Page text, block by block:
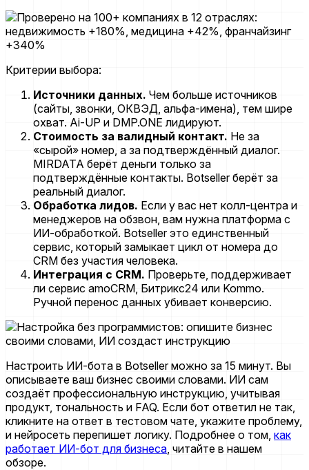
Критерии выбора:
Источники данных. Чем больше источников
(сайты, звонки, ОКВЭД, альфа-имена), тем шире
охват. Ai-UP и DMP.ONE лидируют.
Стоимость за валидный контакт. Не за
«сырой» номер, а за подтверждённый диалог.
MIRDATA берёт деньги только за
подтверждённые контакты. Botseller берёт за
реальный диалог.
Обработка лидов. Если у вас нет колл-центра и
менеджеров на обзвон, вам нужна платформа с
ИИ-обработкой. Botseller это единственный
сервис, который замыкает цикл от номера до
CRM без участия человека.
Интеграция с CRM. Проверьте, поддерживает
ли сервис amoCRM, Битрикс24 или Kommo.
Ручной перенос данных убивает конверсию.
Настроить ИИ-бота в Botseller можно за 15 минут. Вы
описываете ваш бизнес своими словами. ИИ сам
создаёт профессиональную инструкцию, учитывая
продукт, тональность и FAQ. Если бот ответил не так,
кликните на ответ в тестовом чате, укажите проблему,
и нейросеть перепишет логику. Подробнее о том, как
работает ИИ-бот для бизнеса , читайте в нашем
обзоре.